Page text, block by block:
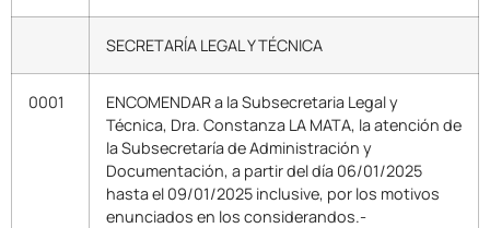
SECRETARÍA LEGAL Y TÉCNICA
0001
ENCOMENDAR a la Subsecretaria Legal y
Técnica, Dra. Constanza LA MATA, la atención de
la Subsecretaría de Administración y
Documentación, a partir del día 06/01/2025
hasta el 09/01/2025 inclusive, por los motivos
enunciados en los considerandos.-